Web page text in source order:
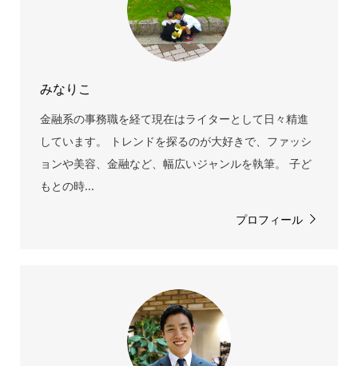
みなりこ
金融系の事務職を経て現在はライターとして日々精進
しています。 トレンドを探るのが大好きで、ファッシ
ョンや美容、金融など、幅広いジャンルを執筆。 子ど
もとの時...
プロフィール